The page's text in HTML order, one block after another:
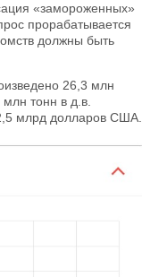
«замороженных»
прорабатывается
должны быть
26,3 млн
тонн в д.в.
млрд долларов США.